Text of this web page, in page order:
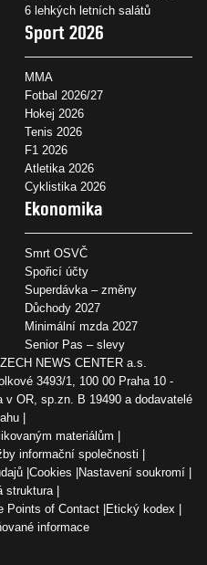
6 lehkých letních salátů
Sport 2026
MMA
Fotbal 2026/27
Hokej 2026
Tenis 2026
F1 2026
Atletika 2026
Cyklistika 2026
Ekonomika
Smrt OSVČ
Spořicí účty
Superdávka – změny
Důchody 2027
Minimální mzda 2027
Senior Pas – slevy
NEWS CENTER a.s.
3493/1, 100 00 Praha 10 -
v OR, sp.zn. B 19490 a dodavatelé
materiálům
informační společnosti
Cookies Nastavení soukromí
struktura
Points of Contact Etický kodex
informace